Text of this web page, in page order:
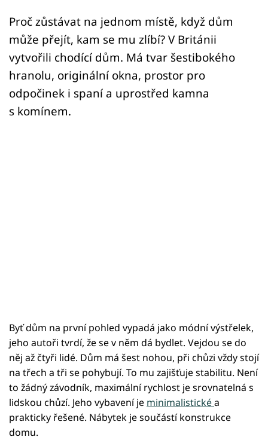
Proč zůstávat na jednom místě, když dům
může přejít, kam se mu zlíbí? V Británii
vytvořili chodící dům. Má tvar šestibokého
hranolu, originální okna, prostor pro
odpočinek i spaní a uprostřed kamna
s komínem.
Byť dům na první pohled vypadá jako módní výstřelek,
jeho autoři tvrdí, že se v něm dá bydlet. Vejdou se do
něj až čtyři lidé. Dům má šest nohou, při chůzi vždy stojí
na třech a tři se pohybují. To mu zajišťuje stabilitu. Není
to žádný závodník, maximální rychlost je srovnatelná s
lidskou chůzí. Jeho vybavení je minimalistickéa
prakticky řešené. Nábytek je součástí konstrukce
domu.